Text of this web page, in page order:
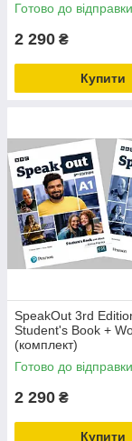
Готово до відправки
2 290 ₴
Купити
SpeakOut 3rd
Student's Book +
(комплект)
Готово до відправки
2 290 ₴
Купити